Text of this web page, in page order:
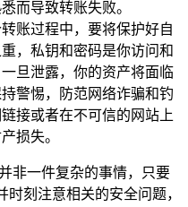
而导致转账失败。
账过程中，要将保护好自
，私钥和密码是你访问和
旦泄露，你的资产将面临
警惕，防范网络诈骗和钓
接或者在不可信的网站上
损失。
非一件复杂的事情，只要
刻注意相关的安全问题，